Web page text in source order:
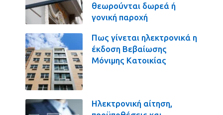
θεωρούνται δωρεά ή
γονική παροχή
Πως γίνεται ηλεκτρονικά η
έκδοση Βεβαίωσης
Μόνιμης Κατοικίας
Ηλεκτρονική αίτηση,